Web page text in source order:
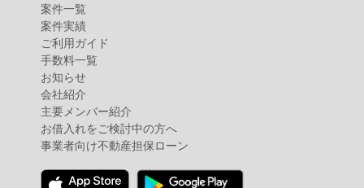
案件⼀覧
案件実績
ご利用ガイド
手数料一覧
お知らせ
会社紹介
主要メンバー紹介
お借入れをご検討中の方へ
事業者向け不動産担保ローン